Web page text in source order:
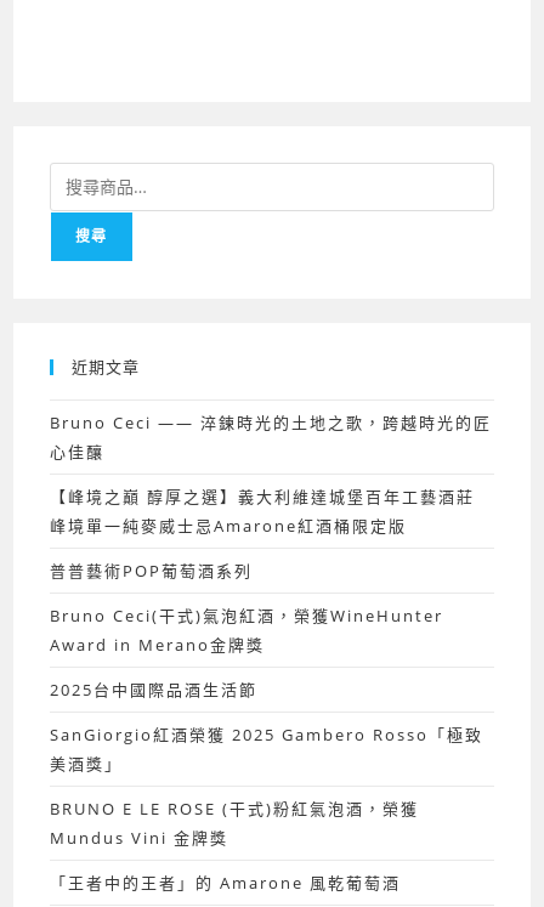
搜
尋
搜尋
近期文章
Bruno Ceci —— 淬鍊時光的土地之歌，跨越時光的匠
心佳釀
【峰境之巔 醇厚之選】義大利維達城堡百年工藝酒莊
峰境單一純麥威士忌Amarone紅酒桶限定版
普普藝術POP葡萄酒系列
Bruno Ceci(干式)氣泡紅酒，榮獲WineHunter
Award in Merano金牌獎
2025台中國際品酒生活節
SanGiorgio紅酒榮獲 2025 Gambero Rosso「極致
美酒獎」
BRUNO E LE ROSE (干式)粉紅氣泡酒，榮獲
Mundus Vini 金牌獎
「王者中的王者」的 Amarone 風乾葡萄酒